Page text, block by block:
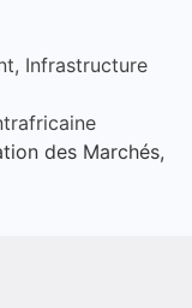
, Infrastructure
des Marchés,